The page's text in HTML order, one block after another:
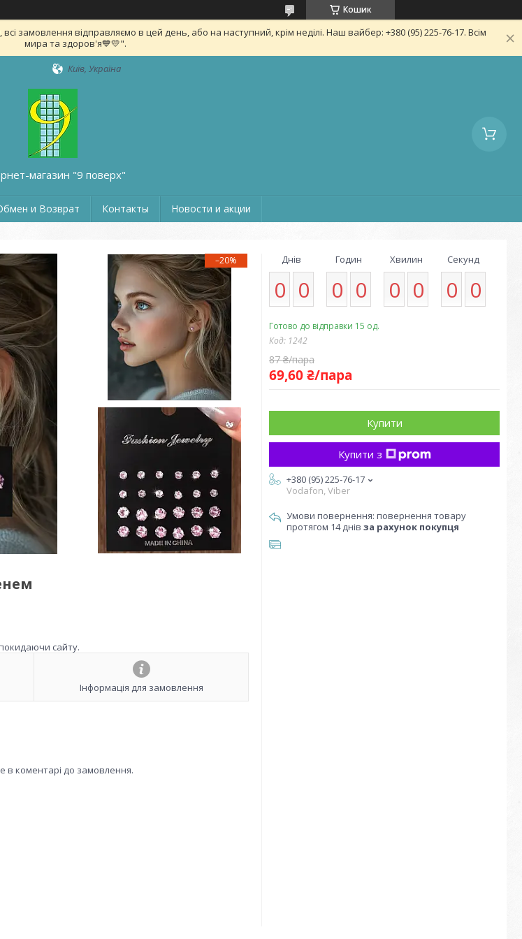
Кошик
замовлення відправляємо в цей день, або на наступний, крім неділі. Наш вайбер: +380 (95) 225-76-17. Всім
мира та здоров'я💙💛".
Київ, Україна
магазин "9 поверх"
и Возврат Контакты Новости и акции
–20%
сайту.
Інформація для замовлення
в коментарі до замовлення.
Днів
0 0
Годин
0 0
Хвилин
0 0
Секунд
0 0
Готово до відправки 15 од.
Код: 1242
87 ₴/пара
69,60 ₴/пара
Купити
Купити з
+380 (95) 225-76-17
Vodafon, Viber
повернення товару
протягом 14 днів за рахунок покупця